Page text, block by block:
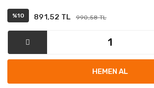
%10 891,52 TL 990,58 TL
HEMEN AL